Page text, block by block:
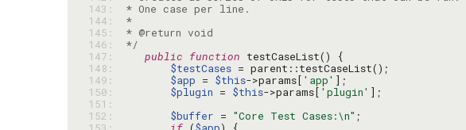
143:
144:
145:
146:
*/
147:
public function
148:
$testCases
149:
$app = $this->params[ 'app'
150:
$plugin = $this->params[ 'plugin'
151:
152:
$buffer = "Core Test Cases:\n"